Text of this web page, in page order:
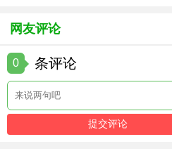
想要体验城市交通挑战的玩家，
网友评论
0 条评论